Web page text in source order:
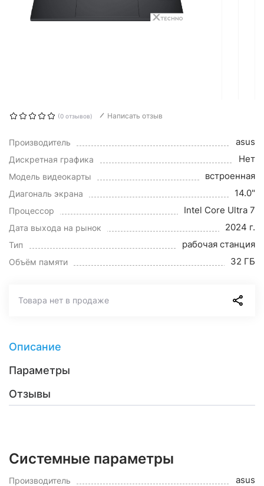
(0 отзывов) Написать отзыв
Производитель asus
Дискретная графика Нет
Модель видеокарты встроенная
Диагональ экрана 14.0"
Процессор Intel Core Ultra 7
Дата выхода на рынок 2024 г.
Тип рабочая станция
Объём памяти 32 ГБ
Товара нет в продаже
Описание
Параметры
Отзывы
Системные параметры
Производитель asus